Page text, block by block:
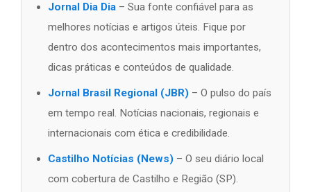
Jornal Dia Dia – Sua fonte confiável para as
melhores notícias e artigos úteis. Fique por
dentro dos acontecimentos mais importantes,
dicas práticas e conteúdos de qualidade.
Jornal Brasil Regional (JBR) – O pulso do país
em tempo real. Notícias nacionais, regionais e
internacionais com ética e credibilidade.
Castilho Notícias (News) – O seu diário local
com cobertura de Castilho e Região (SP).